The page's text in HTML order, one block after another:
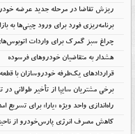
ریزش تقاضا در مرحله جدید عرضه
برنامه‌ریزی فورد برای ورود چینی‌ها به
چراغ سبز گمرک برای واردات
هشدار به متقاضیان خودروهای فرسوده
قراردادهای یک‌طرفه خودروسازان با
برخی مشتریان سایپا از تأخیر طولانی در
راه‌اندازی واحد ویژه «یارا» برای تسریع
کاهش مصرف انرژی پارس‌خودرو از ناحیه